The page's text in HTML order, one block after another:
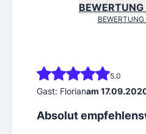
5.0
Gast: Florianam
Absolut